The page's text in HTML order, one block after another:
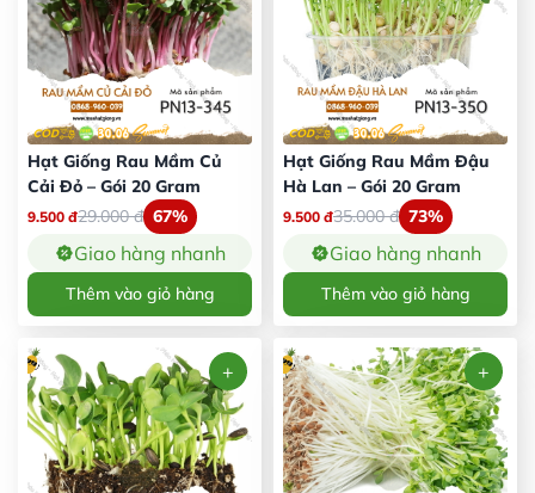
Hạt Giống Rau Mầm Củ
Cải Đỏ – Gói 20 Gram
9.500 đ29.000đ 67%
Giao hàng nhanh
Thêm vào giỏ hàng
Hạt Giống Rau Mầm Đậu
Hà Lan – Gói 20 Gram
9.500 đ35.000đ 73%
Giao hàng nhanh
Thêm vào giỏ hàng